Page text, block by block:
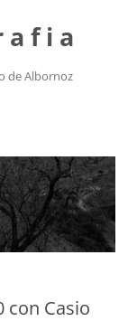
a f i a
de Albornoz
con Casio